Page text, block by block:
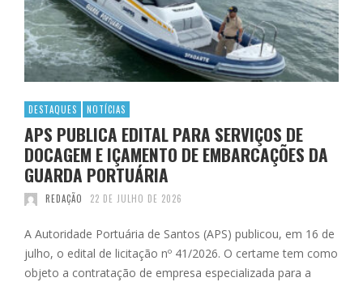
DESTAQUES NOTÍCIAS
APS PUBLICA EDITAL PARA SERVIÇOS DE
DOCAGEM E IÇAMENTO DE EMBARCAÇÕES DA
GUARDA PORTUÁRIA
REDAÇÃO 22 DE JULHO DE 2026
A Autoridade Portuária de Santos (APS) publicou, em 16 de
julho, o edital de licitação nº 41/2026. O certame tem como
objeto a contratação de empresa especializada para a